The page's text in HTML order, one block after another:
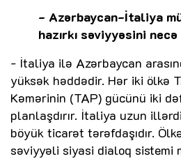
- Azərbaycan-İtaliya
hazırkı səviyyəsini
- İtaliya ilə Azərbaycan
yüksək həddədir. Hər iki ölkə
Kəmərinin (TAP) gücünü iki
planlaşdırır. İtaliya uzun
böyük ticarət tərəfdaşıdır.
səviyyəli siyasi dialoq sistemi